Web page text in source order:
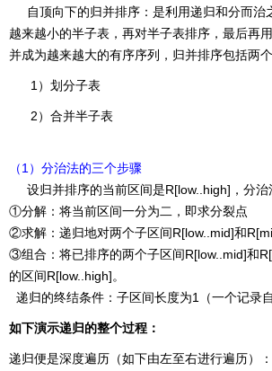
自顶向下的归并排序：是利用递归和分而治
越来越小的半子表，再对半子表排序，最后再
并成为越来越大的有序序列，归并排序包括两
1）划分子表
2）合并半子表
（1）分治法的三个步骤
设归并排序的当前区间是R[low..high]，分治
①分解：将当前区间一分为二，即求分裂点
②求解：递归地对两个子区间R[low..mid]和
③组合：将已排序的两个子区间R[low..mid]和
的区间R[low..high]。
递归的终结条件：子区间长度为1（一个记录
如下演示递归的整个过程：
递归便是深度遍历（如下由左至右进行遍历）